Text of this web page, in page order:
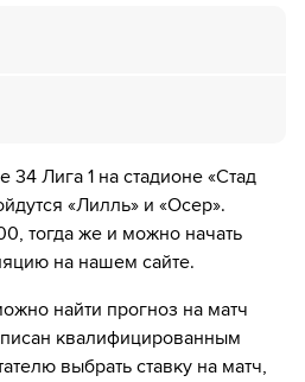
на половине поля
Матиас Фернандес-Пардо
удар из-за штрафной, но
на половине поля
толчок Ромен Перро
на половине поля
34 Лига 1 на стадионе «Стад
«Лилль» и «Осер».
тогда же и можно начать
на нашем сайте.
найти прогноз на матч
квалифицированным
выбрать ставку на матч,